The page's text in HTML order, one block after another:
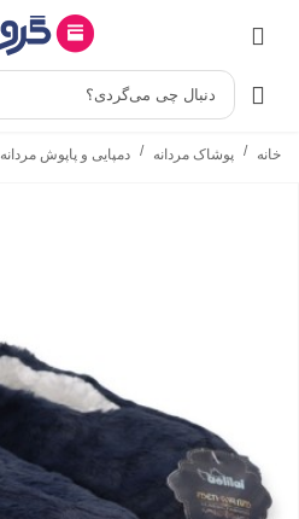
دنبال چی می‌گردی؟
خانه / پوشاک مردانه / دمپایی و پاپوش مردانه